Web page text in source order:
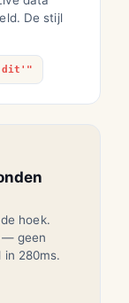
De stijl
dit'"
hoek.
— geen
in 280ms.